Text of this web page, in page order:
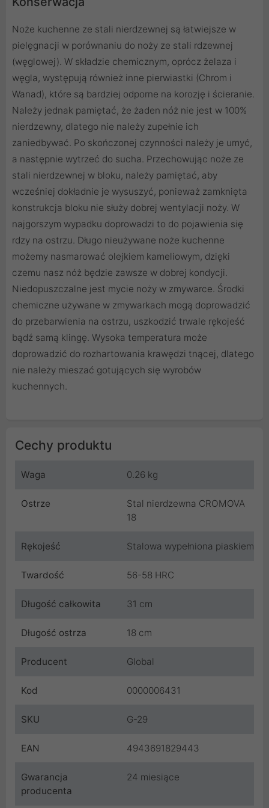
Noże kuchenne ze stali nierdzewnej są łatwiejsze w
pielęgnacji w porównaniu do noży ze stali rdzewnej
(węglowej). W składzie chemicznym, oprócz żelaza i
węgla, występują również inne pierwiastki (Chrom i
Wanad), które są bardziej odporne na korozję i ścieranie.
Należy jednak pamiętać, że żaden nóż nie jest w 100%
nierdzewny, dlatego nie należy zupełnie ich
zaniedbywać. Po skończonej czynności należy je umyć,
a następnie wytrzeć do sucha. Przechowując noże ze
stali nierdzewnej w bloku, należy pamiętać, aby
wcześniej dokładnie je wysuszyć, ponieważ zamknięta
konstrukcja bloku nie służy dobrej wentylacji noży. W
najgorszym wypadku doprowadzi to do pojawienia się
rdzy na ostrzu. Długo nieużywane noże kuchenne
możemy nasmarować olejkiem kameliowym, dzięki
czemu nasz nóż będzie zawsze w dobrej kondycji.
Niedopuszczalne jest mycie noży w zmywarce. Środki
chemiczne używane w zmywarkach mogą doprowadzić
do przebarwienia na ostrzu, uszkodzić trwale rękojeść
bądź samą klingę. Wysoka temperatura może
doprowadzić do rozhartowania krawędzi tnącej, dlatego
nie należy mieszać gotujących się wyrobów
kuchennych.
Cechy produktu
Waga 0.26 kg
Ostrze
Stal nierdzewna CROMOVA
18
Rękojeść Stalowa wypełniona piaskiem
Twardość 56-58 HRC
Długość całkowita 31 cm
Długość ostrza 18 cm
Producent Global
Kod 0000006431
SKU G-29
EAN 4943691829443
Gwarancja
producenta
24 miesiące